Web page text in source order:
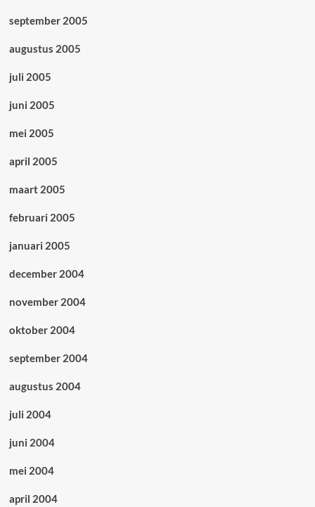
september 2005
augustus 2005
juli 2005
juni 2005
mei 2005
april 2005
maart 2005
februari 2005
januari 2005
december 2004
november 2004
oktober 2004
september 2004
augustus 2004
juli 2004
juni 2004
mei 2004
april 2004